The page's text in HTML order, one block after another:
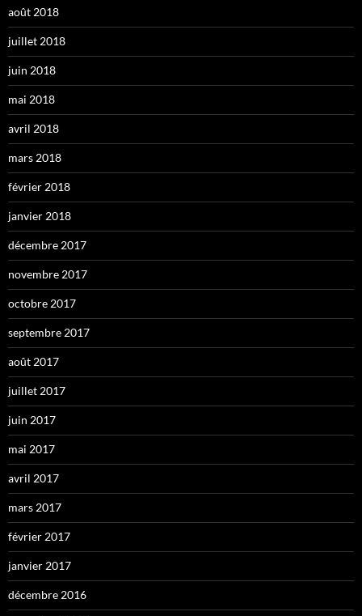
août 2018
juillet 2018
juin 2018
mai 2018
avril 2018
mars 2018
février 2018
janvier 2018
décembre 2017
novembre 2017
octobre 2017
septembre 2017
août 2017
juillet 2017
juin 2017
mai 2017
avril 2017
mars 2017
février 2017
janvier 2017
décembre 2016